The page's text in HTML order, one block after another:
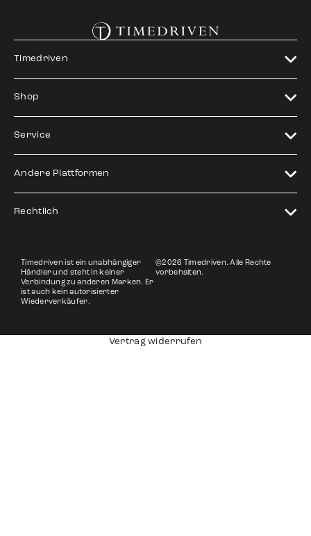
Timedriven
Shop
Service
Andere Plattformen
Rechtlich
Timedriven ist ein unabhängiger
Händler und steht in keiner
Verbindung zu anderen Marken. Er
ist auch kein autorisierter
Wiederverkäufer.
©2026 Timedriven. Alle Rechte
vorbehalten.
Vertrag widerrufen